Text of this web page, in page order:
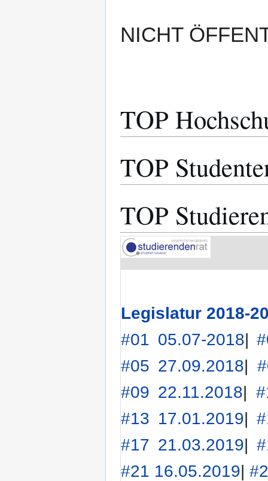
NICHT
TOP
TOP
TOP
Legislatur 2018-
#01 05.07-2018|
#05 27.09.2018|
#09 22.11.2018|
#13 17.01.2019|
#17 21.03.2019|
#21 16.05.2019|